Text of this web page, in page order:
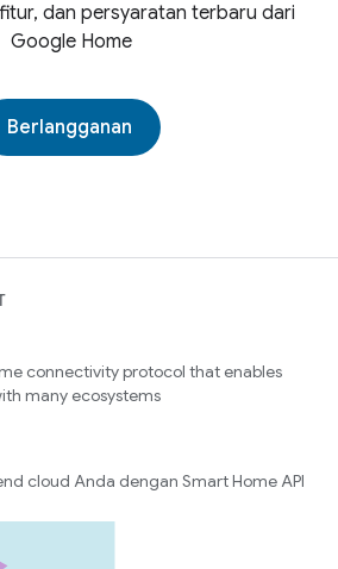
dan persyaratan terbaru dari
Google Home
Berlangganan
connectivity protocol that enables
many ecosystems
cloud Anda dengan Smart Home API